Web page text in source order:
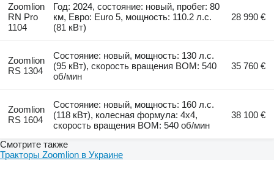
Zoomlion
RN Pro
1104
Год: 2024, состояние: новый, пробег: 80
км, Евро: Euro 5, мощность: 110.2 л.с.
(81 кВт)
28 990 €
Zoomlion
RS 1304
Состояние: новый, мощность: 130 л.с.
(95 кВт), скорость вращения ВОМ: 540
об/мин
35 760 €
Zoomlion
RS 1604
Состояние: новый, мощность: 160 л.с.
(118 кВт), колесная формула: 4x4,
скорость вращения ВОМ: 540 об/мин
38 100 €
Смотрите также
Тракторы Zoomlion в Украине